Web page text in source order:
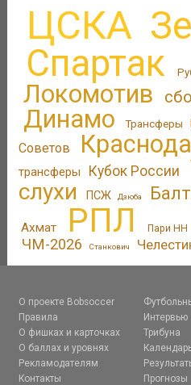
ЦСКА
Спартак
Локомотив
Динамо Трансферы
Советов
трансферы
Кубок России
слухи
ПСЖ Дзюба
Ахмат РПЛ Пари НН
ЧМ-2026 Станкович
О проекте Bobsoccer
Правила
О фишках и карточках
О баллах и уровнях
Рекламодателям
Контакты
Интервью
Трибуна
Прогнозы